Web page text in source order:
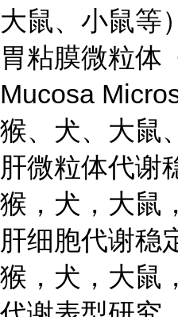
大鼠、小鼠等）
胃粘膜微粒体
Mucosa
猴、犬、大鼠
肝微粒体代谢
猴，犬，大鼠
肝细胞代谢稳
猴，犬，大鼠